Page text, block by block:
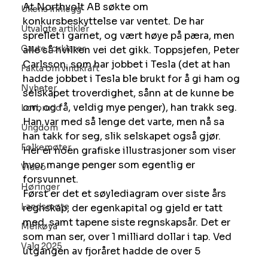
Ukens innlegg
Utvalgte artikler
Gaute forklarer
Fakta om vindkraft
Nyheter
Lovbrudd
Ungdom
Folkemøter
Video
Høringer
Landsmøte
Melkøya
Valg 2025
At Northvolt AB søkte om
konkursbeskyttelse var ventet. De har
sprellet i garnet, og vært høye på pæra, men
alle så hvilken vei det gikk. Toppsjefen, Peter
Carlsson, som har jobbet i Tesla (det at han
hadde jobbet i Tesla ble brukt for å gi ham og
selskapet troverdighet, sånn at de kunne be
om, og få, veldig mye penger), han trakk seg.
Han var med så lenge det varte, men nå sa
han takk for seg, slik selskapet også gjør.
Her er noen grafiske illustrasjoner som viser
hvor mange penger som egentlig er
forsvunnet.
Først er det et søylediagram over siste års
regnskap, der egenkapital og gjeld er tatt
med, samt tapene siste regnskapsår. Det er
som man ser, over 1 milliard dollar i tap. Ved
utgangen av fjoråret hadde de over 5